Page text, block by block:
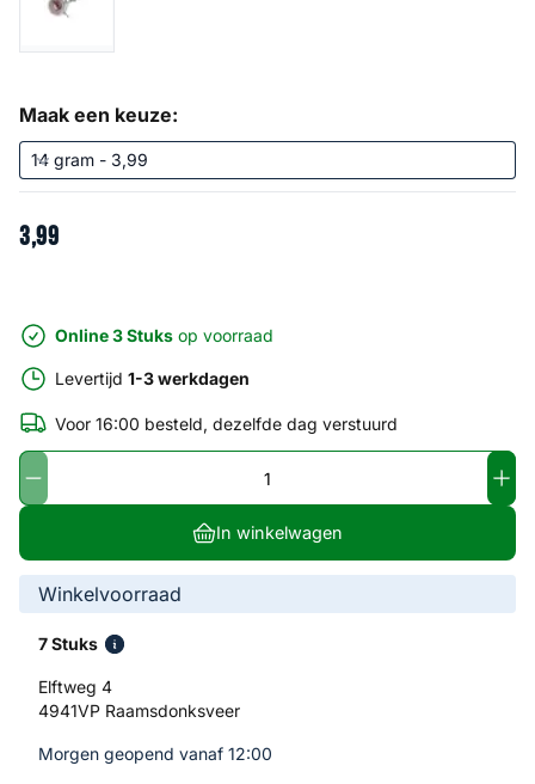
Maak een keuze:
3,99
Online 3 Stuks op voorraad
Levertijd 1-3 werkdagen
Voor 16:00 besteld, dezelfde dag verstuurd
In winkelwagen
Winkelvoorraad
7 Stuks
Elftweg 4
4941VP Raamsdonksveer
Morgen geopend vanaf 12:00